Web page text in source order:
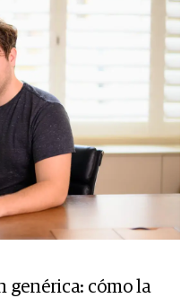
genérica: cómo la